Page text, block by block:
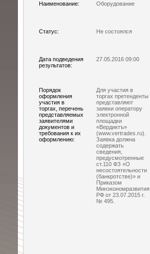
Наименование: Оборудование
Статус: Не состоялся
Дата подведения
результатов:
27.05.2016 09:00
Порядок
оформления
участия в
торгах, перечень
представляемых
заявителями
документов и
требования к их
оформлению:
Для участия в
торгах претенденты
представляют
заявки оператору
электронной
площадки
«Вердиктъ»
(www.vertrades.ru).
Заявка должна
содержать
сведения,
предусмотренные
ст.110 ФЗ «О
несостоятельности
(банкротстве)» и
Приказом
Минэкономразвития
РФ от 23.07.2015 г.
№ 495.